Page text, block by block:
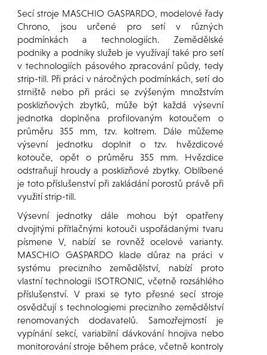
Secí stroje MASCHIO GASPARDO, modelové řady
Chrono, jsou určené pro setí v různých
podmínkách a technologiích. Zemědělské
podniky a podniky služeb je využívají také pro setí
v technologiích pásového zpracování půdy, tedy
strip-till. Při práci v náročných podmínkách, setí do
strniště nebo při práci se zvýšeným množstvím
posklizňových zbytků, může být každá výsevní
jednotka doplněna profilovaným kotoučem o
průměru 355 mm, tzv. koltrem. Dále můžeme
výsevní jednotku doplnit o tzv. hvězdicové
kotouče, opět o průměru 355 mm. Hvězdice
odstraňují hroudy a posklizňové zbytky. Oblíbené
je toto příslušenství při zakládání porostů právě při
využití strip-till.
Výsevní jednotky dále mohou být opatřeny
dvojitými přítlačnými kotouči uspořádanými tvaru
písmene V, nabízí se rovněž ocelové varianty.
MASCHIO GASPARDO klade důraz na práci v
systému precizního zemědělství, nabízí proto
vlastní technologii ISOTRONIC, včetně rozsáhlého
příslušenství. V praxi se tyto přesné secí stroje
osvědčují s technologiemi precizního zemědělství
renomovaných dodavatelů. Samozřejmostí je
vypínání sekcí, variabilní dávkování hnojiva nebo
monitorování stroje během práce, včetně kontroly